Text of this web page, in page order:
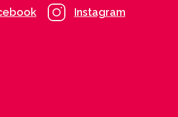
Instagram